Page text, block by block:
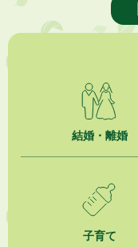
結婚・離婚
子育て